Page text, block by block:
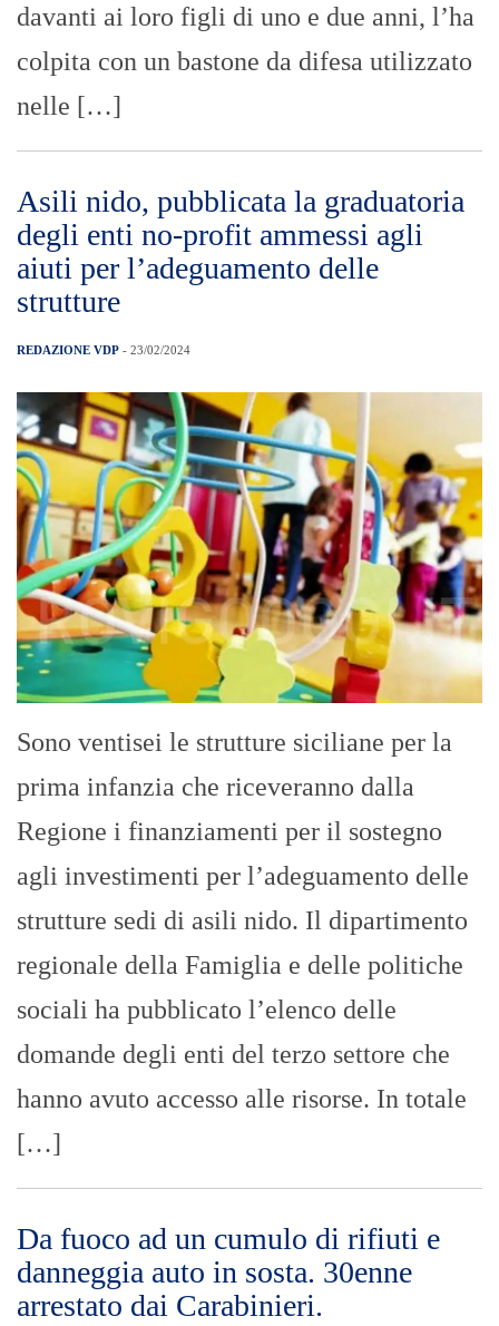
davanti ai loro figli di uno e due anni, l’ha
colpita con un bastone da difesa utilizzato
nelle […]
Asili nido, pubblicata la graduatoria
degli enti no-profit ammessi agli
aiuti per l’adeguamento delle
strutture
REDAZIONE VDP - 23/02/2024
Sono ventisei le strutture siciliane per la
prima infanzia che riceveranno dalla
Regione i finanziamenti per il sostegno
agli investimenti per l’adeguamento delle
strutture sedi di asili nido. Il dipartimento
regionale della Famiglia e delle politiche
sociali ha pubblicato l’elenco delle
domande degli enti del terzo settore che
hanno avuto accesso alle risorse. In totale
[…]
Da fuoco ad un cumulo di rifiuti e
danneggia auto in sosta. 30enne
arrestato dai Carabinieri.